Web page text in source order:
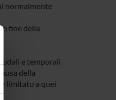
normalmente
fine della
e temporali
della
limitato a quei